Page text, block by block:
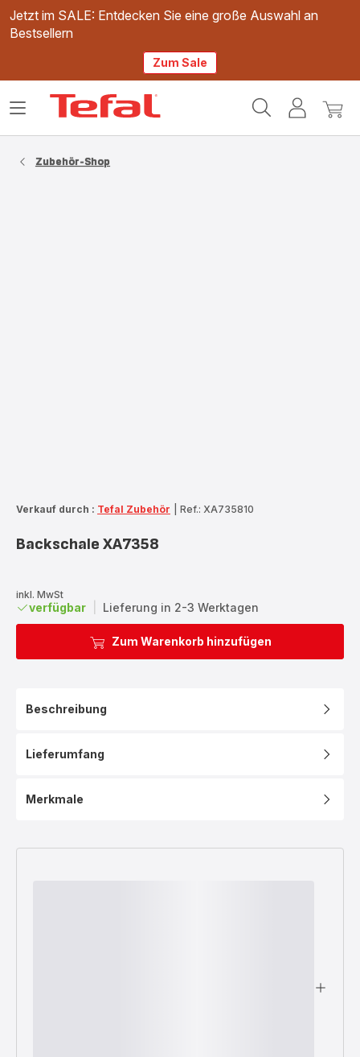
Jetzt im SALE: Entdecken Sie eine große Auswahl an
Bestsellern
Zum Sale
Mein
Mein
Das
Zubehör-Shop
Verkauf durch : Tefal Zubehör Ref.: XA735810
Backschale XA7358
inkl. MwSt
verfügbar Lieferung in 2-3 Werktagen
Zum Warenkorb hinzufügen
Beschreibung
Lieferumfang
Merkmale